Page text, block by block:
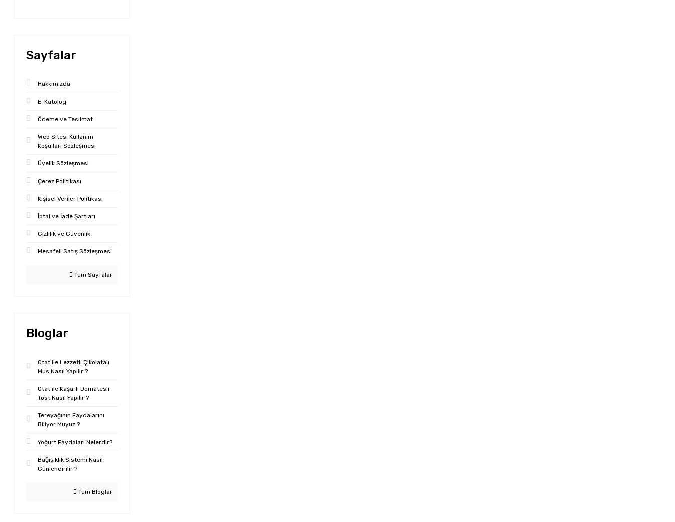
Sayfalar
Hakkımızda
E-Katolog
Ödeme ve Teslimat
Web Sitesi Kullanım
Koşulları Sözleşmesi
Üyelik Sözleşmesi
Çerez Politikası
Kişisel Veriler Politikası
İptal ve İade Şartları
Gizlilik ve Güvenlik
Mesafeli Satış Sözleşmesi
Tüm Sayfalar
Bloglar
Otat ile Lezzetli Çikolatalı
Mus Nasıl Yapılır ?
Otat ile Kaşarlı Domatesli
Tost Nasıl Yapılır ?
Tereyağının Faydalarını
Biliyor Muyuz ?
Yoğurt Faydaları Nelerdir?
Bağışıklık Sistemi Nasıl
Günlendirilir ?
Tüm Bloglar